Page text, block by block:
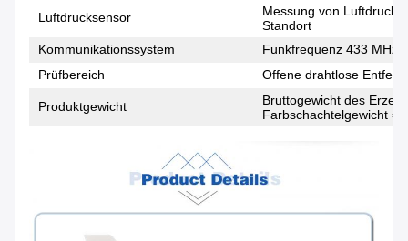
Luftdrucksensor
Messung von
Standort
Kommunikationssystem
Funkfrequenz 433 MHz
Prüfbereich
Offene drahtlose
Produktgewicht
Bruttogewicht des
Farbschachtelgewicht =